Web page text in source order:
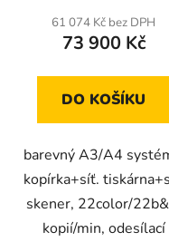
61 074 Kč bez DPH
73 900 Kč
DO KOŠÍKU
barevný A3/A4
kopírka+síť.
skener, 22color/
kopií/min, odesílací